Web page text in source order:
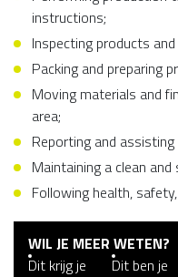
instructions;
Inspecting products
Packing and preparing
Moving materials and
area;
Reporting and
Maintaining a clean
Following health,
WIL JE MEER WETEN?
Dit krijg je
Dit ben je